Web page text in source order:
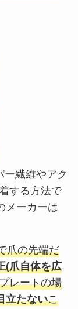
ー繊維やアク
する方法で
メーカーは
爪の先端だ
(爪自体を広
レートの場
立たないこ